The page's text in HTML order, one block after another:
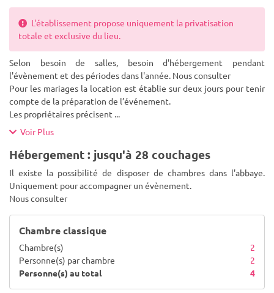
L'établissement propose uniquement la privatisation
totale et exclusive du lieu.
Selon besoin de salles, besoin d'hébergement pendant
l'évènement et des périodes dans l'année. Nous consulter
Pour les mariages la location est établie sur deux jours pour tenir
compte de la préparation de l’événement.
Les propriétaires précisent ...
Voir Plus
Hébergement : jusqu'à 28 couchages
Il existe la possibilité de disposer de chambres dans l'abbaye.
Uniquement pour accompagner un évènement.
Nous consulter
Chambre classique
Chambre(s)
2
Personne(s) par chambre
2
Personne(s) au total
4